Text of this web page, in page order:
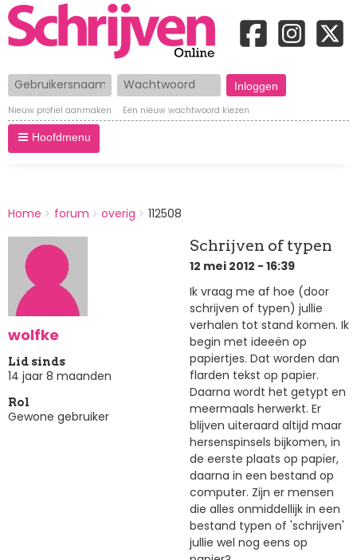
Gebruikersnaam Wachtwoord
Nieuw profiel aanmaken Een nieuw wachtwoord kiezen
Hoofdmenu
BREADCRUMBS
You
here:
Home forum overig 112508
wolfke
Lid sinds
14 jaar 8 maanden
Rol
Gewone gebruiker
Schrijven of typen
12 mei 2012 - 16:39
Ik vraag me af hoe (door
schrijven of typen) jullie
verhalen tot stand komen. Ik
begin met ideeën op
papiertjes. Dat worden dan
flarden tekst op papier.
Daarna wordt het getypt en
meermaals herwerkt. Er
blijven uiteraard altijd maar
hersenspinsels bijkomen, in
de eerste plaats op papier,
daarna in een bestand op
computer. Zijn er mensen
die alles onmiddellijk in een
bestand typen of 'schrijven'
jullie wel nog eens op